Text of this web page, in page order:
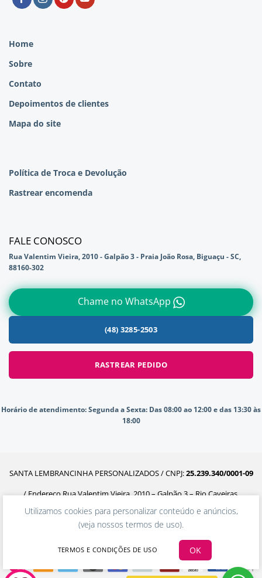
Home
Sobre
Contato
Depoimentos de clientes
Mapa do site
Política de Troca e Devolução
Rastrear encomenda
FALE CONOSCO
Rua Valentim Vieira, 2010 - Galpão 3 - Praia João Rosa, Biguaçu - SC,
88160-302
Chame no WhatsApp
(48) 3285-2503
RASTREAR PEDIDO
Horário de atendimento:Segunda a Sexta: Das 08:00 ao 12:00 e das 13:30 às
18:00
SANTA LEMBRANCINHA PERSONALIZADOS / CNPJ:25.239.340/0001-09
/ Endereço Rua Valentim Vieira, 2010 – Galpão 3 – Rio Caveiras,
Biguaçu – SC, 88160-302
Utilizamos cookies para personalizar conteúdo e anúncios,
(veja nossos termos de uso).
TERMOS E CONDIÇÕES DE USO OK